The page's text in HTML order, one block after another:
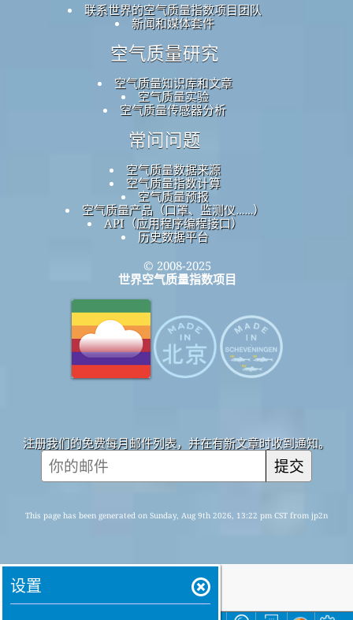
联系世界的空气质量指数项目团队
新闻和媒体套件
空气质量研究
空气质量知识库和文章
空气质量实验
空气质量传感器分析
常问问题
空气质量数据来源
空气质量指数计算
空气质量预报
空气质量产品（口罩、监测仪……）
API（应用程序编程接口）
历史数据平台
© 2008-2025
世界空气质量指数项目
注册我们的免费每月邮件列表，并在有新文章时收到通知。
提交
This page has been generated on Sunday, Aug 9th 2026, 13:22 pm CST from jp2n
设置